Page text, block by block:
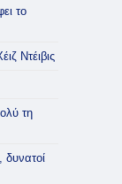
το
Ντέιβις
τη
δυνατοί